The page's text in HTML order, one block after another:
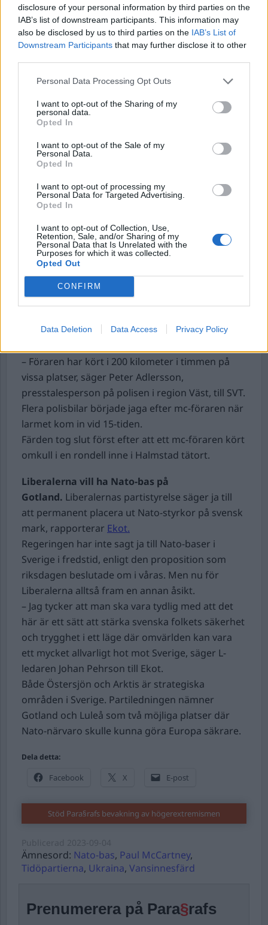
disclosure of your personal information by third parties on the
IAB’s list of downstream participants. This information may
also be disclosed by us to third parties on the IAB’s List of
Downstream Participants that may further disclose it to other
Personal Data Processing Opt Outs
I want to opt-out of the Sharing of my
personal data.
Opted In
I want to opt-out of the Sale of my
Personal Data.
Opted In
I want to opt-out of processing my
Personal Data for Targeted Advertising.
Opted In
I want to opt-out of Collection, Use,
Retention, Sale, and/or Sharing of my
Personal Data that Is Unrelated with the
Purposes for which it was collected.
Opted Out
CONFIRM
Data Deletion Data Access Privacy Policy
tillverkade instrumentet, startat en kampanj för
att hitta den
1961 köpte Paul McCartney en vänstersträngad
Club i Hamburg och Cavern i Liverpool, och det är
den som hörs på klassiska Beatlessinglar som
”Love me do”, ”She loves you” och ”Twist and
Sedan försvann den. Sista gången den sågs till
var när McCartney spelade på den under ”Get
Sedan slutar spåren.
Kampanjen för att lokalisera elbasen har fått
namnet ”The lost bass project” och man har
bland annat knutit grävande journalister till
projektet. Nu uppmanar man allmänheten att
komma med tips.
Mc-förare gripen efter vansinnesfärd.
som började norr om Kungsbacka,
– Föraren har kört i 200 kilometer i timmen på
vissa platser, säger Peter Adlersson,
presstalesperson på polisen i region Väst, till SVT.
Flera polisbilar började jaga efter mc-föraren när
larmet kom in vid 15-tiden.
Färden tog slut först efter att ett mc-föraren kört
omkull i en rondell inne i Halmstad tätort.
Liberalerna vill ha Nato-bas på
Gotland. Liberalernas partistyrelse säger ja till
att permanent placera ut Nato-styrkor på svensk
mark, rapporterar Ekot.
Regeringen har inte sagt ja till Nato-baser i
Sverige i fredstid, enligt den proposition som
riksdagen beslutade om i våras. Men nu för
Liberalerna alltså fram en annan åsikt.
– Jag tycker att man ska vara tydlig med att det
här är ett sätt att stärka svenska folkets säkerhet
och trygghet i ett läge där omvärlden kan vara
ett mycket allvarligt hot mot Sverige, säger L-
ledaren Johan Pehrson till Ekot.
Både Östersjön och Arktis är strategiska
områden i Sverige. Partiledningen nämner
Gotland och Luleå som två möjliga platser där
Nato-närvaro skulle kunna göra Europa säkrare.
Dela detta:
Facebook X E-post
Stöd Para§rafs bevakning av högerextremismen
Ämnesord: Nato-bas, Paul McCartney,
Tidöpartierna, Ukraina, Vansinnesfärd
Prenumerera på Para§rafs